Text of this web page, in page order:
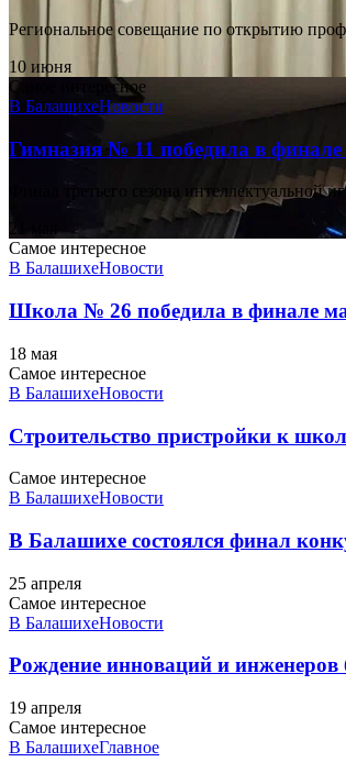
Региональное совещание по открытию
10 июня
Самое интересное
В БалашихеНовости
Гимназия № 11 победила в
Финал третьего сезона
21 мая
Самое интересное
В БалашихеНовости
Школа № 26 победила в финале
18 мая
Самое интересное
В БалашихеНовости
Строительство пристройки к
Самое интересное
В БалашихеНовости
В Балашихе состоялся финал
25 апреля
Самое интересное
В БалашихеНовости
Рождение инноваций и инженеров
19 апреля
Самое интересное
В БалашихеГлавное